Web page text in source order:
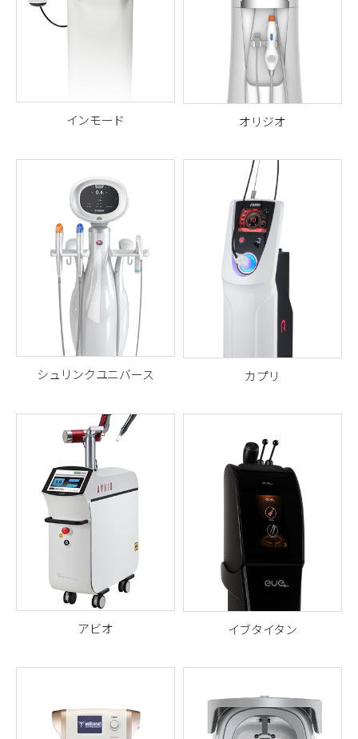
Inmode（インモード）社の高
周波リフティングレーザー
（脂肪破壊およびコラーゲン
再生用 ）
インモード
肌の弾力改善用 単極性（モノ
ポーラー）高周波レーザー
オリジオ
Classys（クラシス）社の 韓国
器
シュリンクユニバース
1450nmの波長を持つダイオー
ドレーザーで、皮脂腺抑制・
殺菌・ニキビ改善
カプリ
クロ・イボ・スキンタッグ除
去、毛穴・ニキビ跡治療機器
アビオ
1MHzのRFと微細電流、EMSを
組み合わせた医療機器
イブタイタン